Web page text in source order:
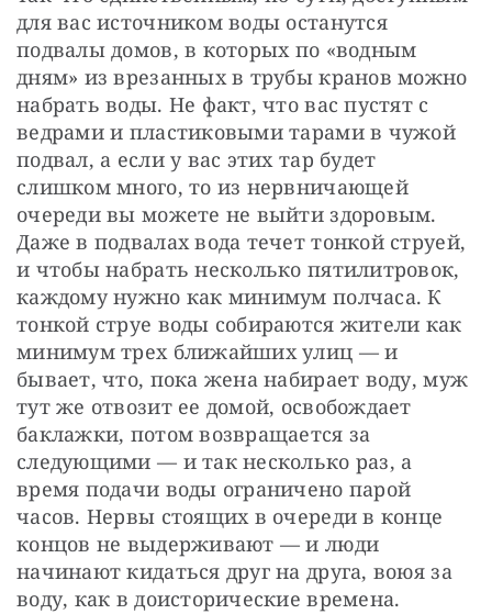
для вас источником воды останутся
подвалы домов, в которых по «водным
дням» из врезанных в трубы кранов можно
набрать воды. Не факт, что вас пустят с
ведрами и пластиковыми тарами в чужой
подвал, а если у вас этих тар будет
слишком много, то из нервничающей
очереди вы можете не выйти здоровым.
Даже в подвалах вода течет тонкой струей,
и чтобы набрать несколько пятилитровок,
каждому нужно как минимум полчаса. К
тонкой струе воды собираются жители как
минимум трех ближайших улиц — и
бывает, что, пока жена набирает воду, муж
тут же отвозит ее домой, освобождает
баклажки, потом возвращается за
следующими — и так несколько раз, а
время подачи воды ограничено парой
часов. Нервы стоящих в очереди в конце
концов не выдерживают — и люди
начинают кидаться друг на друга, воюя за
воду, как в доисторические времена.